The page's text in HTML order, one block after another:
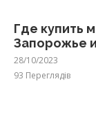
Где купить
Запорожье
28/10/2023
93 Переглядів